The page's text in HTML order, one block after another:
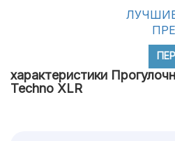
характеристики
Techno XLR